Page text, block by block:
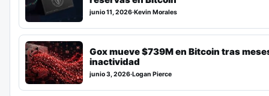
junio 11, 2026·Kevin Morales
Gox mueve $739M en Bitcoin tras
inactividad
junio 3, 2026·Logan Pierce